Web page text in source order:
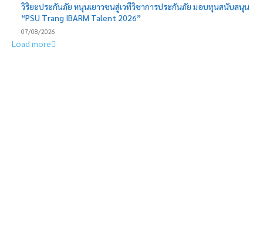
วิริยะประกันภัย หนุนเยาวชนสู่เวทีวิชาการประกันภัย มอบทุนสนับสนุน
“PSU Trang IBARM Talent 2026”
07/08/2026
Load more